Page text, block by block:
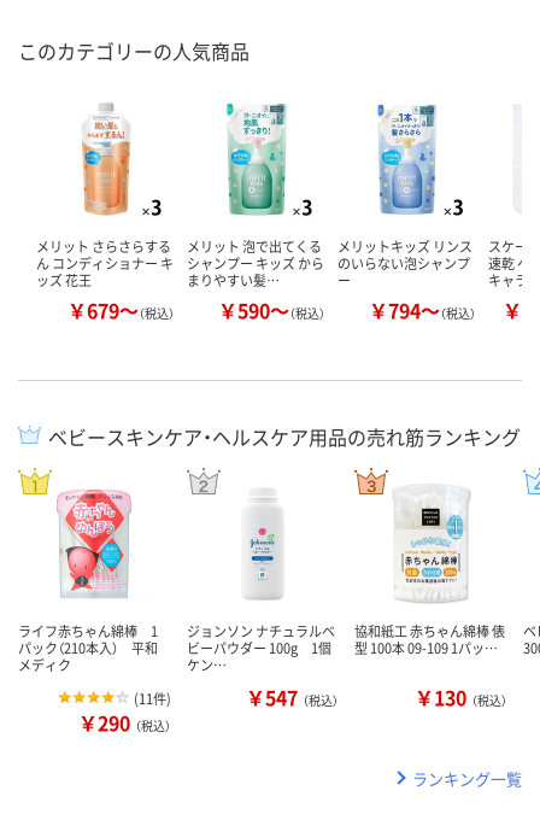
このカテゴリーの人気商品
メリット さらさらする
ん コンディショナー キ
ッズ 花王
￥679～（税込）
メリット 泡で出てくる
シャンプー キッズ から
まりやすい髪…
￥590～（税込）
メリットキッズ リンス
のいらない泡シャンプ
ー
￥794～（税込）
スケー
速乾 ヘ
キャラ
￥
ベビースキンケア・ヘルスケア用品の売れ筋ランキング
ライフ赤ちゃん綿棒 1
パック（210本入） 平和
メディク
(11件)
￥290 （税込）
ジョンソン ナチュラルベ
ビーパウダー 100g 1個
ケン…
￥547 （税込）
協和紙工 赤ちゃん綿棒 俵
型 100本 09-109 1パッ…
￥130 （税込）
ベ
ランキング一覧